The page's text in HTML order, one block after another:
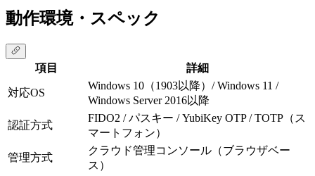
動作環境・スペック
項目 詳細
対応OS
Windows 10（1903以降）/ Windows 11 /
Windows Server 2016以降
認証方式
FIDO2 / パスキー / YubiKey OTP / TOTP（ス
マートフォン）
管理方式
クラウド管理コンソール（ブラウザベー
ス）